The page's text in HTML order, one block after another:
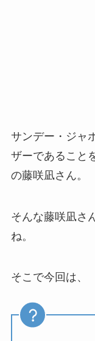
サンデー・ジャ
ザーであること
の藤咲凪さん。
そんな藤咲凪さ
ね。
そこで今回は、